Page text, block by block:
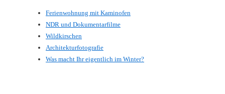
Ferienwohnung mit Kaminofen
NDR und Dokumentarfilme
Wildkirschen
Architekturfotografie
Was macht Ihr eigentlich im Winter?